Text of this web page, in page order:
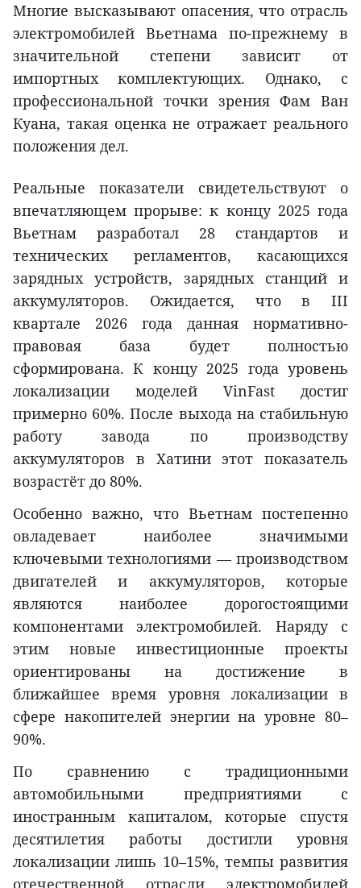
Многие высказывают опасения, что отрасль
электромобилей Вьетнама по-прежнему в
значительной степени зависит от
импортных комплектующих. Однако, с
профессиональной точки зрения Фам Ван
Куана, такая оценка не отражает реального
положения дел.
Реальные показатели свидетельствуют о
впечатляющем прорыве: к концу 2025 года
Вьетнам разработал 28 стандартов и
технических регламентов, касающихся
зарядных устройств, зарядных станций и
аккумуляторов. Ожидается, что в III
квартале 2026 года данная нормативно-
правовая база будет полностью
сформирована. К концу 2025 года уровень
локализации моделей VinFast достиг
примерно 60%. После выхода на стабильную
работу завода по производству
аккумуляторов в Хатини этот показатель
возрастёт до 80%.
Особенно важно, что Вьетнам постепенно
овладевает наиболее значимыми
ключевыми технологиями — производством
двигателей и аккумуляторов, которые
являются наиболее дорогостоящими
компонентами электромобилей. Наряду с
этим новые инвестиционные проекты
ориентированы на достижение в
ближайшее время уровня локализации в
сфере накопителей энергии на уровне 80–
90%.
По сравнению с традиционными
автомобильными предприятиями с
иностранным капиталом, которые спустя
десятилетия работы достигли уровня
локализации лишь 10–15%, темпы развития